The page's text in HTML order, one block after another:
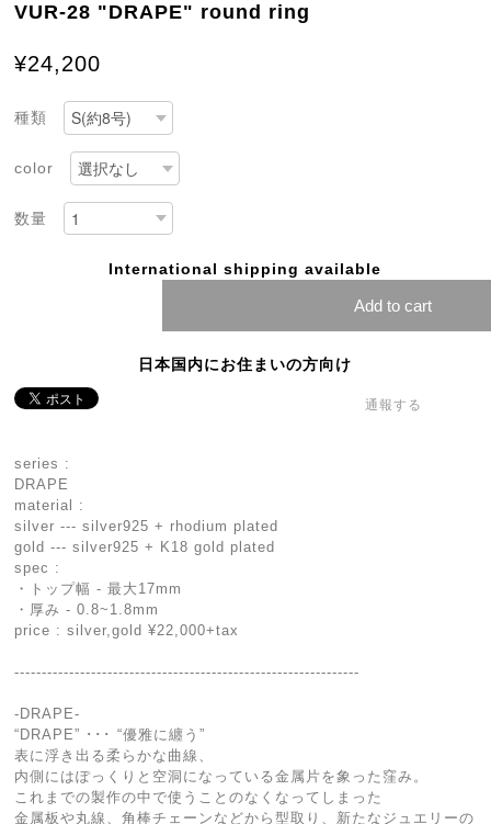
VUR-28 "DRAPE" round ring
¥24,200
種類
color
数量
International shipping available
Add to cart
日本国内にお住まいの方向け
通報する
series :
DRAPE
material :
silver --- silver925 + rhodium plated
gold --- silver925 + K18 gold plated
spec :
・トップ幅 - 最大17mm
・厚み - 0.8~1.8mm
price : silver,gold ¥22,000+tax
---------------------------------------------------------------
-DRAPE-
“DRAPE” ･･･ “優雅に纏う”
表に浮き出る柔らかな曲線、
内側にはぽっくりと空洞になっている金属片を象った窪み。
これまでの製作の中で使うことのなくなってしまった
金属板や丸線、角棒チェーンなどから型取り、新たなジュエリーの